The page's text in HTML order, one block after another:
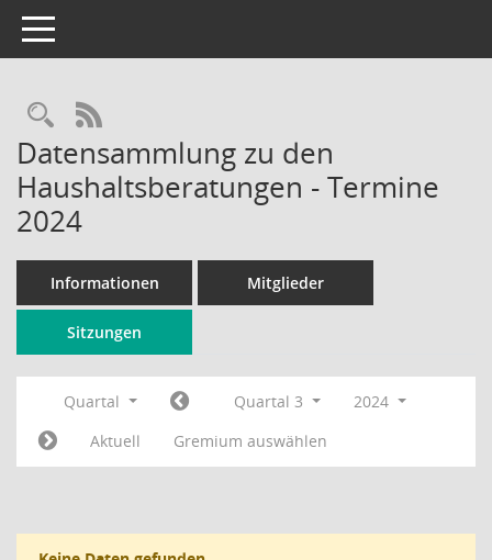
Toggle navigation
Rechercheauswahl
RSS-Feed
Datensammlung zu den
Haushaltsberatungen - Termine
2024
Informationen Mitglieder
Sitzungen
Quartal Quartal 3
2024
Aktuell
Gremium auswählen